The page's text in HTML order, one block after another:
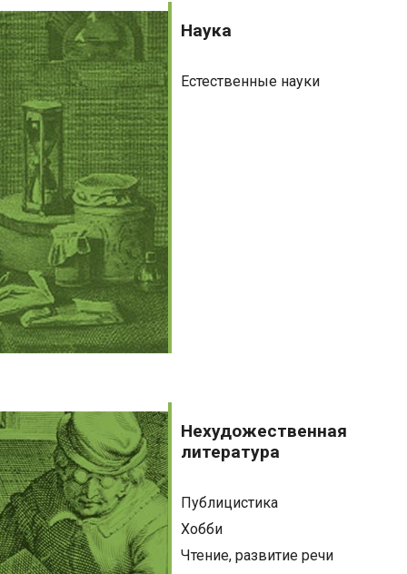
Наука
Наука
Естественные науки
Нехудожественная
литература
Нехудожественная
литература
Публицистика
Хобби
Чтение, развитие речи